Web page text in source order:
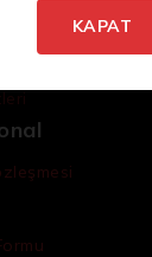
KAPAT